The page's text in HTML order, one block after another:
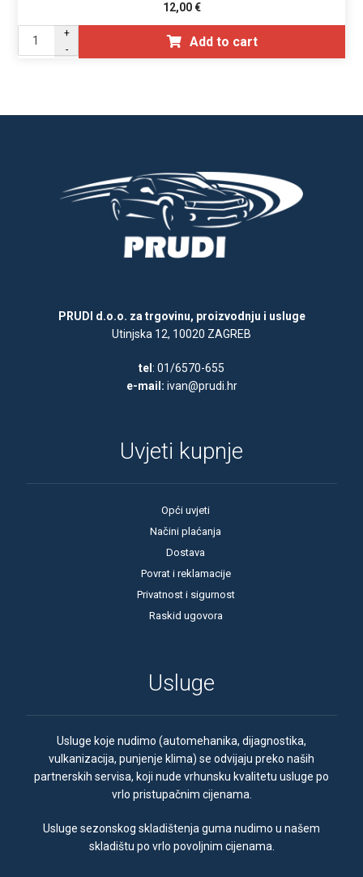
12,00€
+
-
Add to cart
PRUDI d.o.o. za trgovinu, proizvodnju i usluge
Utinjska 12, 10020 ZAGREB
tel : 01/6570-655
e-mail: ivan@prudi.hr
Uvjeti kupnje
Opći uvjeti
Načini plaćanja
Dostava
Povrat i reklamacije
Privatnost i sigurnost
Raskid ugovora
Usluge
Usluge koje nudimo (automehanika, dijagnostika,
vulkanizacija, punjenje klima) se odvijaju preko naših
partnerskih servisa, koji nude vrhunsku kvalitetu usluge po
vrlo pristupačnim cijenama.
Usluge sezonskog skladištenja guma nudimo u našem
skladištu po vrlo povoljnim cijenama.